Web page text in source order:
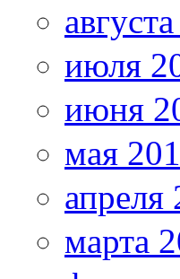
июля
июня
мая
апреля
марта